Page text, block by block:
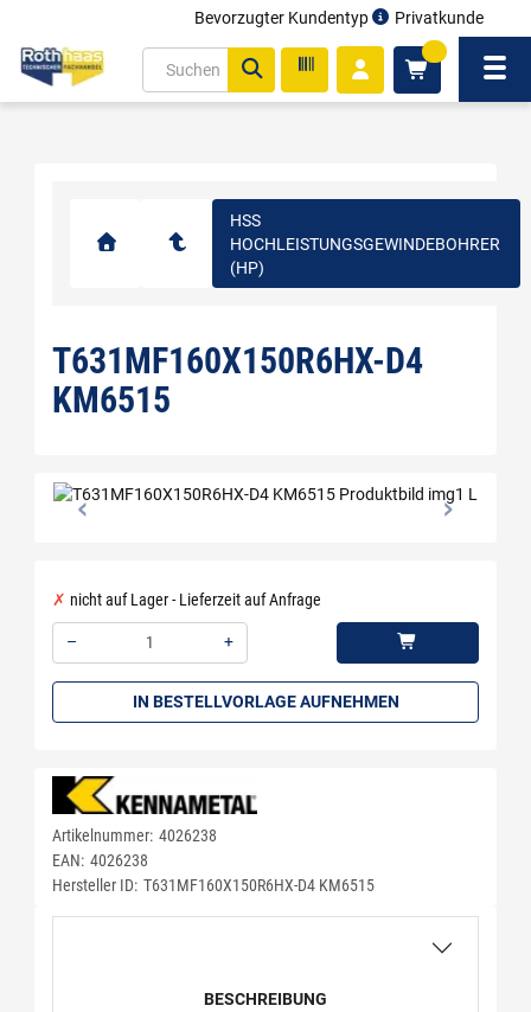
Bevorzugter Kundentyp Privatkunde
HSS
HOCHLEISTUNGSGEWINDEBOHRER
(HP)
T631MF160X150R6HX-D4
KM6515
nicht auf Lager - Lieferzeit auf Anfrage
–
+
IN BESTELLVORLAGE AUFNEHMEN
Artikelnummer: 4026238
EAN: 4026238
Hersteller ID: T631MF160X150R6HX-D4 KM6515
BESCHREIBUNG